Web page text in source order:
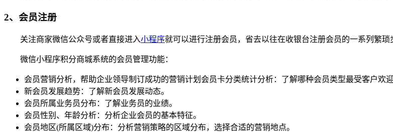
2、会员注册
关注商家微信公众号或者直接进入小程序就可以进行注册会员，省去以往在收银台注册会员的一系列繁
微信小程序积分商城系统的会员管理功能：
会员营销分析，帮助企业领导制订成功的营销计划会员卡分类统计分析：了解哪种会员类型最受客户欢迎
新会员发展趋势：了解新会员发展动态。
会员所属业务员分布：了解业务员的业绩。
会员性别、年龄分析：分析企业会员的基本特征。
会员地区(所属区域)分布：分析营销策略的区域分布，选择合适的营销地点。